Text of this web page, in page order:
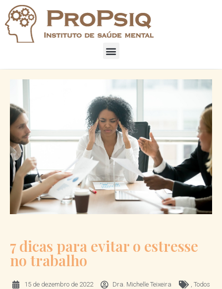
7 dicas para evitar o estresse
no trabalho
15 de dezembro de 2022 Dra. Michelle Teixeira , Todos